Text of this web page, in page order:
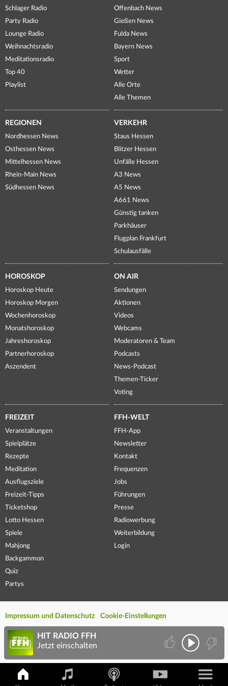
Schlager Radio
Party Radio
Lounge Radio
Weihnachtsradio
Meditationsradio
Top 40
Playlist
Offenbach News
Gießen News
Fulda News
Bayern News
Sport
Wetter
Alle Orte
Alle Themen
REGIONEN
Nordhessen News
Osthessen News
Mittelhessen News
Rhein-Main News
Südhessen News
VERKEHR
Staus Hessen
Blitzer Hessen
Unfälle Hessen
A3 News
A5 News
A661 News
Günstig tanken
Parkhäuser
Flugplan Frankfurt
Schulausfälle
HOROSKOP
Horoskop Heute
Horoskop Morgen
Wochenhoroskop
Monatshoroskop
Jahreshoroskop
Partnerhoroskop
Aszendent
ON AIR
Sendungen
Aktionen
Videos
Webcams
Moderatoren & Team
Podcasts
News-Podcast
Themen-Ticker
Voting
FREIZEIT
Veranstaltungen
Spielplätze
Rezepte
Meditation
Ausflugsziele
Freizeit-Tipps
Ticketshop
Lotto Hessen
Spiele
Mahjong
Backgammon
Quiz
Partys
FFH-WELT
FFH-App
Newsletter
Kontakt
Frequenzen
Jobs
Führungen
Presse
Radiowerbung
Weiterbildung
Login
Impressum und Datenschutz Cookie-Einstellungen
HIT RADIO FFH
Jetzt einschalten